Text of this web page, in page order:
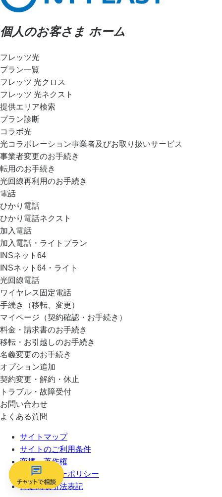
個人のお客さま ホーム
フレッツ光
プラン一覧
フレッツ 光クロス
フレッツ 光ネクスト
提供エリア検索
プラン診断
コラボ光
光コラボレーション事業者及びお取り扱いサービス
事業者変更のお手続き
転用のお手続き
光回線再利用のお手続き
電話
ひかり電話
ひかり電話ネクスト
加入電話
加入電話・ライトプラン
INSネット64
INSネット64・ライト
光回線電話
ワイヤレス固定電話
手続き（移転、変更）
マイページ（契約確認・お手続き）
料金・請求書のお手続き
移転・お引越しのお手続き
名義変更のお手続き
オプション追加
契約変更・解約・休止
トラブル・故障受付
お問い合わせ
よくある質問
サイトマップ
サイトのご利用条件
商標・著作権
プライバシーポリシー
特定商取引法表記